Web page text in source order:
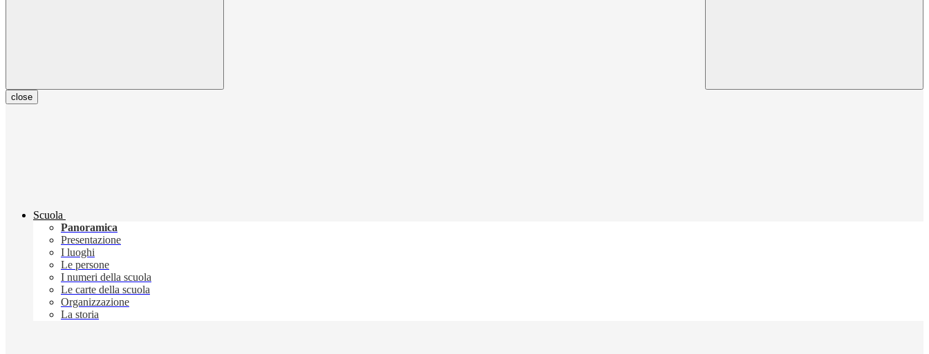
close
Scuola
Panoramica
Presentazione
I luoghi
Le persone
I numeri della scuola
Le carte della scuola
Organizzazione
La storia